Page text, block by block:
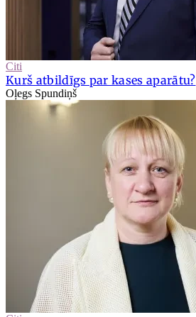
Citi
Kurš atbildīgs par kases aparātu?
Oļegs Spundiņš